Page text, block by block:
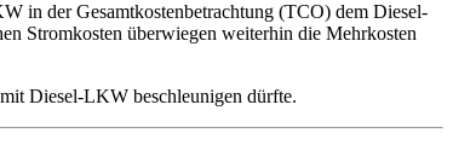
in der Gesamtkostenbetrachtung (TCO) dem Diesel-
Stromkosten überwiegen weiterhin die Mehrkosten
Diesel-LKW beschleunigen dürfte.